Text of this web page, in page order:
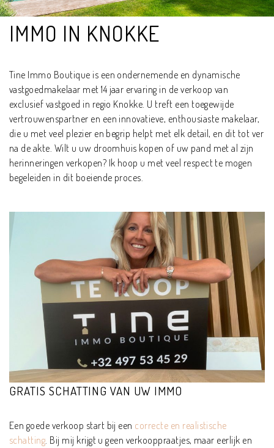
IMMO IN KNOKKE
Tine Immo Boutique is een ondernemende en dynamische
vastgoedmakelaar met 14 jaar ervaring in de verkoop van
exclusief vastgoed in regio Knokke. U treft een toegewijde
vertrouwenspartner en een innovatieve, enthousiaste makelaar,
die u met veel plezier en begrip helpt met elk detail, en dit tot ver
na de akte. Wilt u uw droomhuis kopen of uw pand met al zijn
herinneringen verkopen? Ik hoop u met veel respect te mogen
begeleiden in dit boeiende proces.
GRATIS SCHATTING VAN UW IMMO
Een goede verkoop start bij een correcte en realistische
schatting. Bij mij krijgt u geen verkooppraatjes, maar eerlijk en